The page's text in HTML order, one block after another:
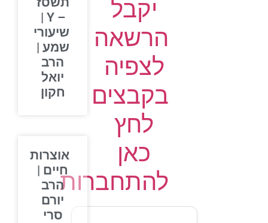
יקבל
הרשאה
לצפיה
בקבצים
לחץ
כאן
להתחברות
– Y |
שיעורי
שמע |
הרב
יואל
חקון
אוצרות
חיים |
הרב
יורם
סרי